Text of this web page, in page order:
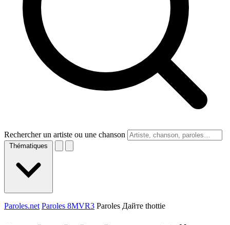
Rechercher un artiste ou une chanson
Thématiques
Paroles.net Paroles 8MVR3 Paroles Дайте thottie